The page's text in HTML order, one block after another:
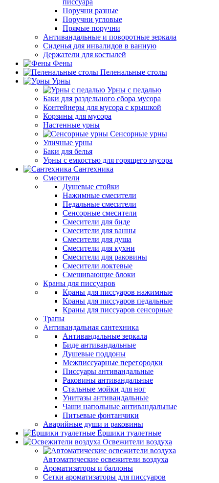
писсуара
Поручни разные
Поручни угловые
Прямые поручни
Антивандальные и поворотные зеркала
Сиденья для инвалидов в ванную
Держатели для костылей
Фены
Пеленальные столы
Урны
Урны с педалью
Баки для раздельного сбора мусора
Контейнеры для мусора с крышкой
Корзины для мусора
Настенные урны
Сенсорные урны
Уличные урны
Баки для белья
Урны с емкостью для горящего мусора
Сантехника
Смесители
Душевые стойки
Нажимные смесители
Педальные смесители
Сенсорные смесители
Смесители для биде
Смесители для ванны
Смесители для душа
Смесители для кухни
Смесители для раковины
Смесители локтевые
Смешивающие блоки
Краны для писсуаров
Краны для писсуаров нажимные
Краны для писсуаров педальные
Краны для писсуаров сенсорные
Трапы
Антивандальная сантехника
Антивандальные зеркала
Биде антивандальные
Душевые поддоны
Межписсуарные перегородки
Писсуары антивандальные
Раковины антивандальные
Стальные мойки для ног
Унитазы антивандальные
Чаши напольные антивандальные
Питьевые фонтанчики
Аварийные души и раковины
Ёршики туалетные
Освежители воздуха
Автоматические освежители воздуха
Ароматизаторы и баллоны
Сетки ароматизаторы для писсуаров